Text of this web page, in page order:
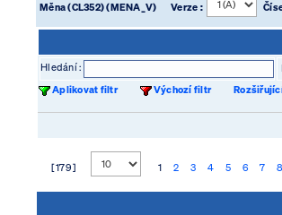
Měna (CL352) (MENA_V) Verze :
Hledání :
Aplikovat filtr
Výchozí filtr
[ 179 ] 1 2 3 4 5 6 7 8